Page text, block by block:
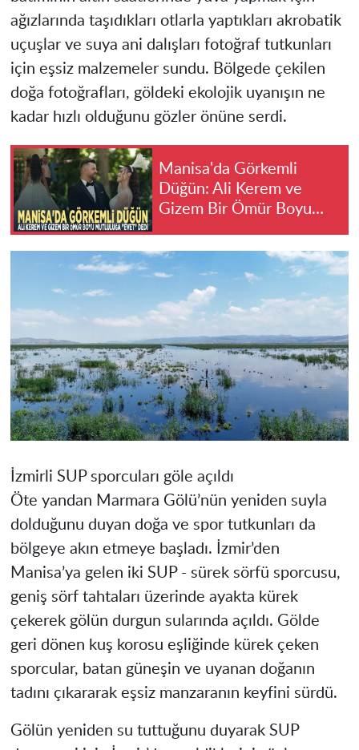
ağızlarında taşıdıkları otlarla yaptıkları akrobatik
uçuşlar ve suya ani dalışları fotoğraf tutkunları
için eşsiz malzemeler sundu. Bölgede çekilen
doğa fotoğrafları, göldeki ekolojik uyanışın ne
kadar hızlı olduğunu gözler önüne serdi.
Manisa'da Görkemli
Düğün: Ali Kerem ve
Gizem Bir Ömür Boyu
İzmirli SUP sporcuları göle açıldı
Öte yandan Marmara Gölü’nün yeniden suyla
dolduğunu duyan doğa ve spor tutkunları da
bölgeye akın etmeye başladı. İzmir’den
Manisa’ya gelen iki SUP - sürek sörfü sporcusu,
geniş sörf tahtaları üzerinde ayakta kürek
çekerek gölün durgun sularında açıldı. Gölde
geri dönen kuş korosu eşliğinde kürek çeken
sporcular, batan güneşin ve uyanan doğanın
tadını çıkararak eşsiz manzaranın keyfini sürdü.
Gölün yeniden su tuttuğunu duyarak SUP